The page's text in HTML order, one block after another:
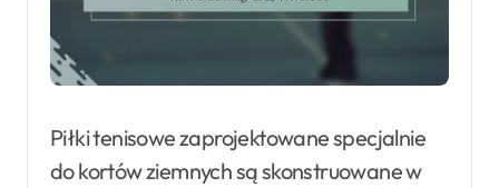
Piłki tenisowe zaprojektowane specjalnie
do kortów ziemnych są skonstruowane w